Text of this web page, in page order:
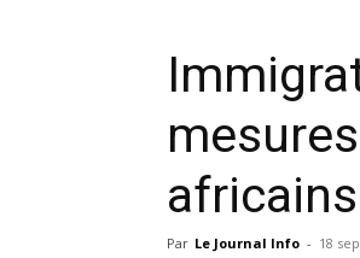
africains
Par Le Journal Info - 18